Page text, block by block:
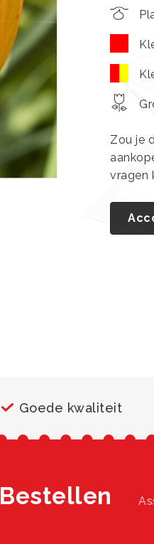
Zou je
vragen
Goede kwaliteit
Bestellen